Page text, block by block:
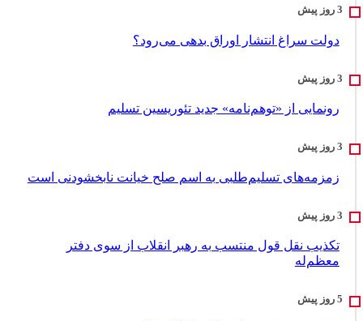
دولت سراغ انتشار اوراق بدهی می‌رود؟
رونمایی از «توهم‌نامه» جدید تئور‌یسین تسلیم
زمزمه‌های تسلیم‌طلبی به اسم صلح خیانت نابخشودنی است
تکذیب نقل قول منتسب به رهبر انقلاب از سوی دفتر
معظم‌له